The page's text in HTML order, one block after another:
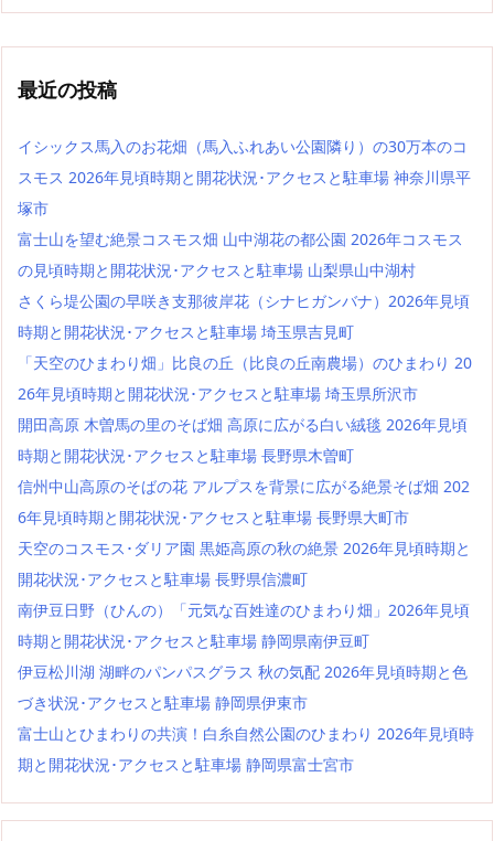
最近の投稿
イシックス馬入のお花畑（馬入ふれあい公園隣り）の30万本のコ
スモス 2026年見頃時期と開花状況･アクセスと駐車場 神奈川県平
塚市
富士山を望む絶景コスモス畑 山中湖花の都公園 2026年コスモス
の見頃時期と開花状況･アクセスと駐車場 山梨県山中湖村
さくら堤公園の早咲き支那彼岸花（シナヒガンバナ）2026年見頃
時期と開花状況･アクセスと駐車場 埼玉県吉見町
「天空のひまわり畑」比良の丘（比良の丘南農場）のひまわり 20
26年見頃時期と開花状況･アクセスと駐車場 埼玉県所沢市
開田高原 木曽馬の里のそば畑 高原に広がる白い絨毯 2026年見頃
時期と開花状況･アクセスと駐車場 長野県木曽町
信州中山高原のそばの花 アルプスを背景に広がる絶景そば畑 202
6年見頃時期と開花状況･アクセスと駐車場 長野県大町市
天空のコスモス･ダリア園 黒姫高原の秋の絶景 2026年見頃時期と
開花状況･アクセスと駐車場 長野県信濃町
南伊豆日野（ひんの）「元気な百姓達のひまわり畑」2026年見頃
時期と開花状況･アクセスと駐車場 静岡県南伊豆町
伊豆松川湖 湖畔のパンパスグラス 秋の気配 2026年見頃時期と色
づき状況･アクセスと駐車場 静岡県伊東市
富士山とひまわりの共演！白糸自然公園のひまわり 2026年見頃時
期と開花状況･アクセスと駐車場 静岡県富士宮市